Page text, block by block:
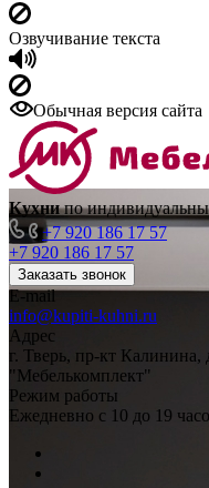
Озвучивание текста
Обычная версия сайта
Кухнипо
+7 920 186 17 57
+7 920 186 17 57
Заказать звонок
E-mail
info@kupiti-kuhni.ru
Адрес
г. Тверь, пр-кт
"Мебелькомплект"
Режим работы
Ежедневно с 10 до 19